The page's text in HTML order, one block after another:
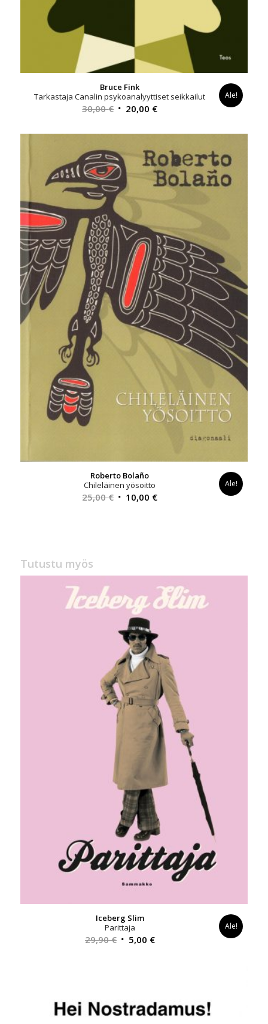
Bruce Fink
Tarkastaja Canalin psykoanalyyttiset seikkailut
30,00€ Alkuperäinen
oli:
30,00 €.
20,00 €Nykyinen
on:
20,00 €.
Ale!
Roberto Bolaño
Chileläinen yösoitto
25,00€ Alkuperäinen
10,00 €Nykyinen
Ale!
Tutustu myös
Iceberg Slim
Parittaja
29,90€ Alkuperäinen
5,00 €Nykyinen
Ale!